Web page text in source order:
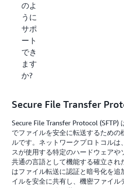
のよ
うに
サポ
ート
でき
ます
か?
Secure File Transfer
Secure File Transfer Protocol (SFTP)
でファイルを安全に転送するための
ルです。ネットワークプロトコルは
スが使用する特定のハードウェアや
共通の言語として機能する確立され
はファイル転送に認証と暗号化を追
イルを安全に共有し、機密ファイ